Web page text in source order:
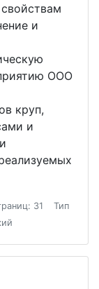
и
ООО
круп,
и
31
Тип